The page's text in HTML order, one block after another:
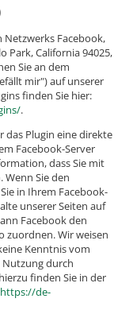
Netzwerks Facebook,
Park, California 94025,
Sie an dem
mir") auf unserer
finden Sie hier:
.
das Plugin eine direkte
Facebook-Server
dass Sie mit
Wenn Sie den
in Ihrem Facebook-
unserer Seiten auf
Facebook den
zuordnen. Wir weisen
Kenntnis vom
durch
finden Sie in der
https://de-